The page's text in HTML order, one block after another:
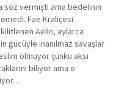
söz vermişti ama bedelinin
Fae Kraliçesi
Aelin, aylarca
gücüyle inanılmaz savaşlar
olmuyor çünkü aksi
biliyor ama o